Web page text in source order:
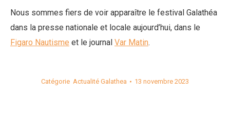
Nous sommes fiers de voir apparaître le festival Galathéa
dans la presse nationale et locale aujourd’hui, dans le
Figaro Nautisme et le journal Var Matin.
Catégorie Actualité Galathea 13 novembre 2023